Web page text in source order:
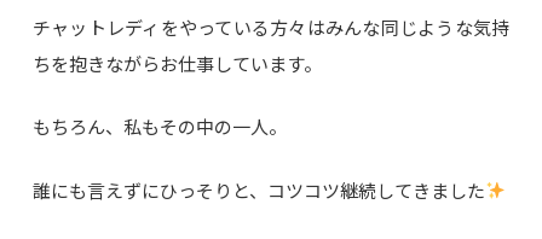
チャットレディをやっている方々はみんな同じような気持
ちを抱きながらお仕事しています。
もちろん、私もその中の一人。
誰にも言えずにひっそりと、コツコツ継続してきました